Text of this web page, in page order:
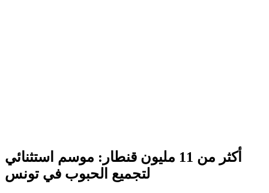
أكثر من 11 مليون قنطار: موسم استثنائي
لتجميع الحبوب في تونس